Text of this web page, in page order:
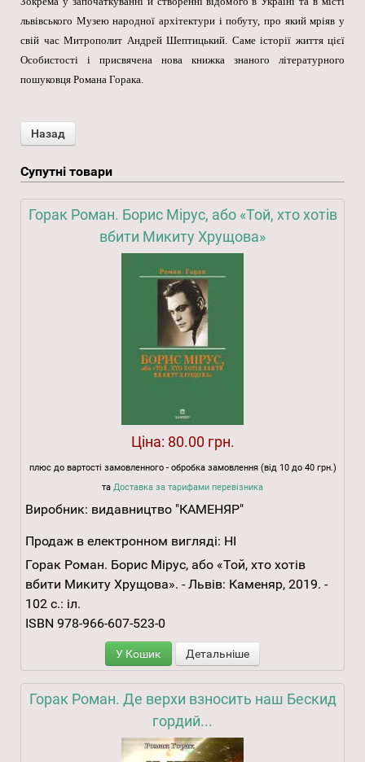
львівського Музею народної архітектури і побуту, про який мріяв у
свій час Митрополит Андрей Шептицький. Саме історії життя цієї
Особистості і присвячена нова книжка знаного літературного
пошуковця Романа Горака.
Супутні товари
Горак Роман. Борис Мірус, або «Той, хто хотів
вбити Микиту Хрущова»
Ціна: 80.00 грн.
плюс до вартості замовленного - обробка замовлення (від 10 до 40 грн.)
та Доставка за тарифами перевізника
Виробник: видавництво "КАМЕНЯР"
Продаж в електронном вигляді: НІ
Горак Роман. Борис Мірус, або «Той, хто хотів
вбити Микиту Хрущова». - Львів: Каменяр, 2019. -
102 с.: іл.
ISBN 978-966-607-523-0
У Кошик Детальніше
Горак Роман. Де верхи взносить наш Бескид
гордий...